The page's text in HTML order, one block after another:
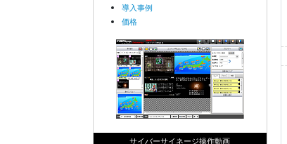
導入事例
価格
サイバーサイネージ操作動画